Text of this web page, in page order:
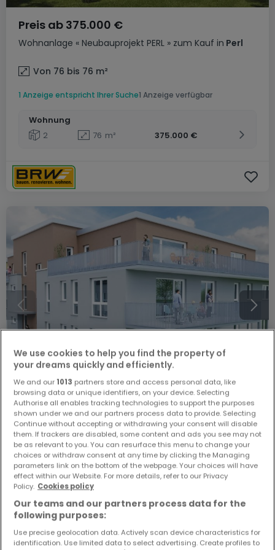
Wohnanlage « Neubauprojekt PERL » zum Kauf in Perl
Preis ab 375.000 €
Von 76 bis 76 m²
1 Anzeige entspricht Ihrer Suche1 Anzeige verfügbar
Wohnung
2
76 m² 375.000 €
Wohnanlage « Wohnpark \"Bachstraße Tawern\" » zum
Kauf inTawern
Von238.100 €bis689.000 €
Von 55 bis 162m²
16 Anzeigen entsprechen Ihrer Suche
16 % verkauft
Penthouse-Wohnung
3
110 m² 438.000 €
We use cookies to help you find the property of
your dreams quickly and efficiently.
We and our 1013 partners store and access personal data, like
browsing data or unique identifiers, on your device. Selecting
Authorise all enables tracking technologies to support the purposes
shown under we and our partners process data to provide. Selecting
Continue without accepting or withdrawing your consent will disable
them. If trackers are disabled, some content and ads you see may not
be as relevant to you. You can resurface this menu to change your
choices or withdraw consent at any time by clicking the Managing
parameters link on the bottom of the webpage. Your choices will have
effect within our Website. For more details, refer to our Privacy
Policy. Cookies policy
Our teams and our partners process data for the
following purposes:
Use precise geolocation data. Actively scan device characteristics for
identification. Use limited data to select advertising. Create profiles to